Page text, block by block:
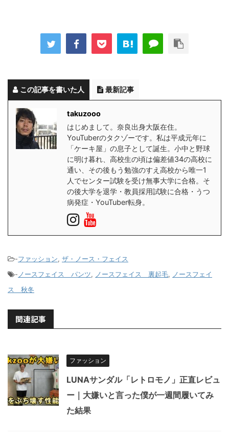
この記事を書いた人 最新記事
takuzooo
はじめまして。奈良出身大阪在住。
YouTuberのタクゾーです。私は平成元年に
「ケーキ屋」の息子として誕生。小中と野球
に明け暮れ、高校生の頃は偏差値34の高校に
通い、その後もう勉強のすえ高校から唯一1
人でセンター試験を受け無事大学に合格。そ
の後大学を退学・教員採用試験に合格・うつ
病発症・YouTuber転身。
-ファッション, ザ・ノース・フェイス
-ノースフェイス パンツ, ノースフェイス 裏起毛, ノースフェイ
ス 秋冬
関連記事
ファッション
LUNAサンダル「レトロモノ」正直レビュ
ー｜大嫌いと言った僕が一週間履いてみ
た結果